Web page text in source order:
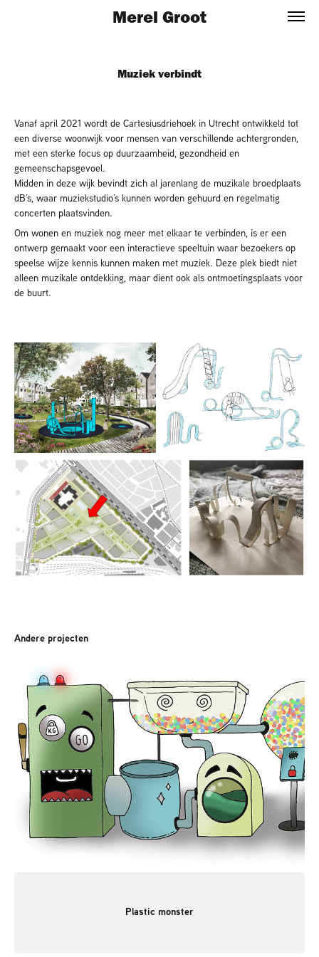
Merel Groot
Muziek verbindt
Vanaf april 2021 wordt de Cartesiusdriehoek in Utrecht ontwikkeld tot
een diverse woonwijk voor mensen van verschillende achtergronden,
met een sterke focus op duurzaamheid, gezondheid en
gemeenschapsgevoel.
Midden in deze wijk bevindt zich al jarenlang de muzikale broedplaats
dB’s, waar muziekstudio’s kunnen worden gehuurd en regelmatig
concerten plaatsvinden.
Om wonen en muziek nog meer met elkaar te verbinden, is er een
ontwerp gemaakt voor een interactieve speeltuin waar bezoekers op
speelse wijze kennis kunnen maken met muziek. Deze plek biedt niet
alleen muzikale ontdekking, maar dient ook als ontmoetingsplaats voor
de buurt.
Andere projecten
Plastic monster